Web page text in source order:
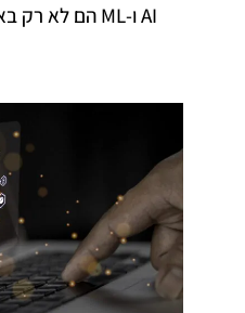
AI ו-ML הם לא רק באזוורדס- טרנדים בחווית לקוח